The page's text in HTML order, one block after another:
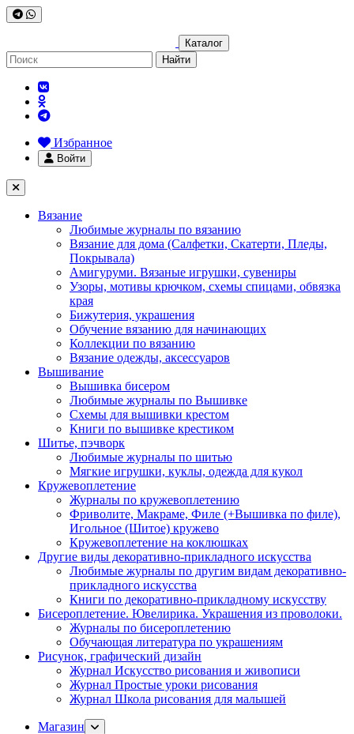
Каталог
Найти
Избранное
Войти
Вязание
Любимые журналы по вязанию
Вязание для дома (Салфетки, Скатерти, Пледы,
Покрывала)
Амигуруми. Вязаные игрушки, сувениры
Узоры, мотивы крючком, схемы спицами, обвязка
края
Бижутерия, украшения
Обучение вязанию для начинающих
Коллекции по вязанию
Вязание одежды, аксессуаров
Вышивание
Вышивка бисером
Любимые журналы по Вышивке
Схемы для вышивки крестом
Книги по вышивке крестиком
Шитье, пэчворк
Любимые журналы по шитью
Мягкие игрушки, куклы, одежда для кукол
Кружевоплетение
Журналы по кружевоплетению
Фриволите, Макраме, Филе (+Вышивка по филе),
Игольное (Шитое) кружево
Кружевоплетение на коклюшках
Другие виды декоративно-прикладного искусства
Любимые журналы по другим видам декоративно-
прикладного искусства
Книги по декоративно-прикладному искусству
Бисероплетение. Ювелирика. Украшения из проволоки.
Журналы по бисероплетению
Обучающая литература по украшениям
Рисунок, графический дизайн
Журнал Искусство рисования и живописи
Журнал Простые уроки рисования
Журнал Школа рисования для малышей
Магазин